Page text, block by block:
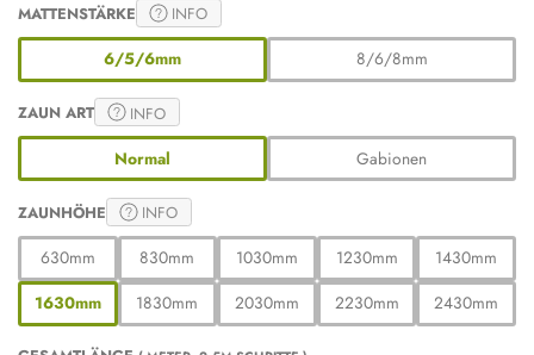
MATTENSTÄRKE INFO
6/5/6mm 8/6/8mm
ZAUN ART INFO
Normal Gabionen
ZAUNHÖHE INFO
630mm 830mm 1030mm 1230mm
1430mm
1630mm
1830mm 2030mm 2230mm 2430mm